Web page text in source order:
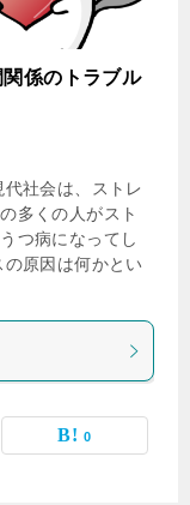
係のトラブル
社会は、ストレ
多くの人がスト
つ病になってし
原因は何かとい
0